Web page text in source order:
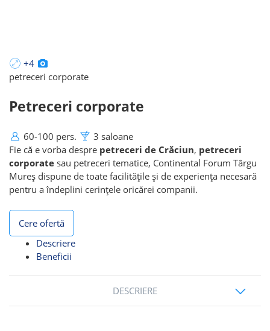
+4
petreceri corporate
Petreceri corporate
60-100 pers.
3 saloane
Fie că e vorba despre petreceri de Crăciun, petreceri
corporate sau petreceri tematice, Continental Forum Târgu
Mureș dispune de toate facilitățile și de experiența necesară
pentru a îndeplini cerințele oricărei companii.
Cere ofertă
Descriere
Beneficii
DESCRIERE